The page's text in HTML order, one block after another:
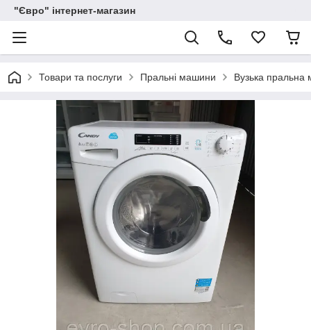
"Євро" інтернет-магазин
Товари та послуги Пральні машини Вузька